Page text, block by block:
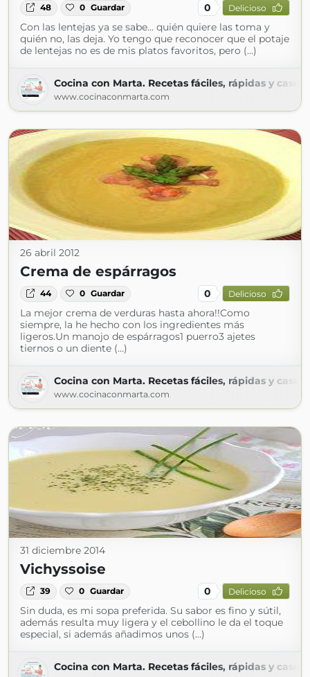
48 0 Guardar 0 Delicioso
Con las lentejas ya se sabe... quién quiere las toma y
quién no, las deja. Yo tengo que reconocer que el potaje
de lentejas no es de mis platos favoritos, pero (...)
Cocina con Marta. Recetas fáciles, rápidas y
www.cocinaconmarta.com
26 abril 2012
Crema de espárragos
44 0 Guardar 0 Delicioso
La mejor crema de verduras hasta ahora!!Como
siempre, la he hecho con los ingredientes más
ligeros.Un manojo de espárragos1 puerro3 ajetes
tiernos o un diente (...)
Cocina con Marta. Recetas fáciles, rápidas y
www.cocinaconmarta.com
31 diciembre 2014
Vichyssoise
39 0 Guardar 0 Delicioso
Sin duda, es mi sopa preferida. Su sabor es fino y sútil,
además resulta muy ligera y el cebollino le da el toque
especial, si además añadimos unos (...)
Cocina con Marta. Recetas fáciles, rápidas y